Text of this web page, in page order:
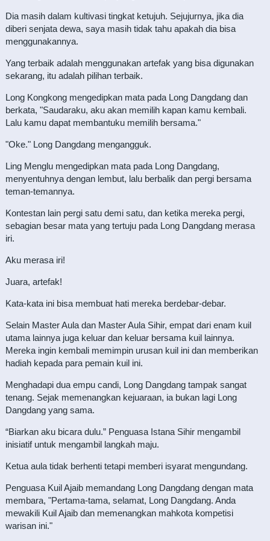
Dia masih dalam kultivasi tingkat ketujuh. Sejujurnya, jika dia
diberi senjata dewa, saya masih tidak tahu apakah dia bisa
menggunakannya.
Yang terbaik adalah menggunakan artefak yang bisa digunakan
sekarang, itu adalah pilihan terbaik.
Long Kongkong mengedipkan mata pada Long Dangdang dan
berkata, "Saudaraku, aku akan memilih kapan kamu kembali.
Lalu kamu dapat membantuku memilih bersama."
"Oke." Long Dangdang mengangguk.
Ling Menglu mengedipkan mata pada Long Dangdang,
menyentuhnya dengan lembut, lalu berbalik dan pergi bersama
teman-temannya.
Kontestan lain pergi satu demi satu, dan ketika mereka pergi,
sebagian besar mata yang tertuju pada Long Dangdang merasa
iri.
Aku merasa iri!
Juara, artefak!
Kata-kata ini bisa membuat hati mereka berdebar-debar.
Selain Master Aula dan Master Aula Sihir, empat dari enam kuil
utama lainnya juga keluar dan keluar bersama kuil lainnya.
Mereka ingin kembali memimpin urusan kuil ini dan memberikan
hadiah kepada para pemain kuil ini.
Menghadapi dua empu candi, Long Dangdang tampak sangat
tenang. Sejak memenangkan kejuaraan, ia bukan lagi Long
Dangdang yang sama.
“Biarkan aku bicara dulu.” Penguasa Istana Sihir mengambil
inisiatif untuk mengambil langkah maju.
Ketua aula tidak berhenti tetapi memberi isyarat mengundang.
Penguasa Kuil Ajaib memandang Long Dangdang dengan mata
membara, "Pertama-tama, selamat, Long Dangdang. Anda
mewakili Kuil Ajaib dan memenangkan mahkota kompetisi
warisan ini."